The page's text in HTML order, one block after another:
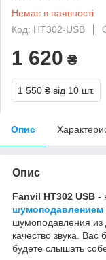
Немає в наявності
Код: HT302-USB
1 620 ₴
1 550 ₴ від 10 шт.
Опис
Опис
Fanvil HT302 USB -
шумоподавлением
шумоподавления из
качество звука. Вас
будете слышать